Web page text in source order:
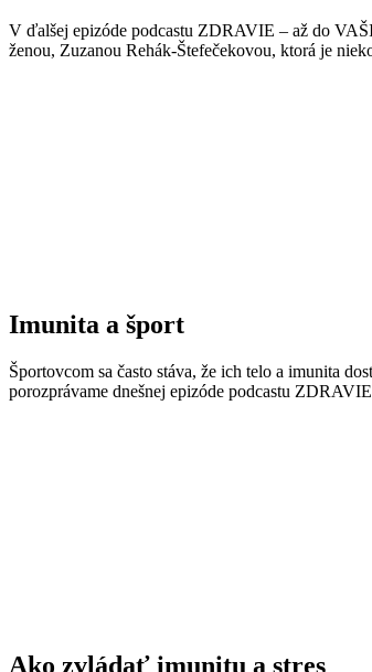
V ďalšej epizóde podcastu ZDRAVIE – až do
ženou, Zuzanou Rehák-Štefečekovou, ktorá je
Imunita a šport
Športovcom sa často stáva, že ich telo a imunita
porozprávame dnešnej epizóde podcastu
Ako zvládať imunitu a stres